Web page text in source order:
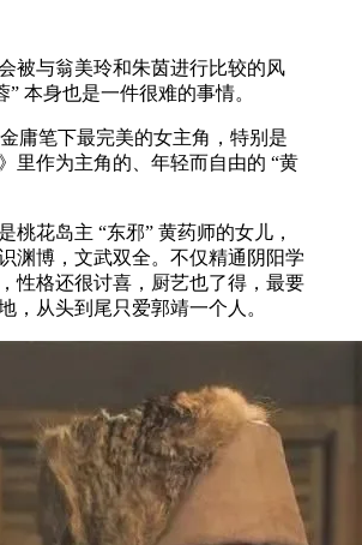
被与翁美玲和朱茵进行比较的风
” 本身也是一件很难的事情。
庸笔下最完美的女主角，特别是
里作为主角的、年轻而自由的 “黄
桃花岛主 “东邪” 黄药师的女儿，
渊博，文武双全。不仅精通阴阳学
性格还很讨喜，厨艺也了得，最要
，从头到尾只爱郭靖一个人。